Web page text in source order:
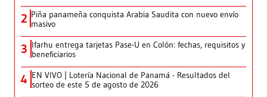
2 Piña panameña conquista Arabia Saudita con nuevo envío
masivo
3 Ifarhu entrega tarjetas Pase-U en Colón: fechas, requisitos y
beneficiarios
4 EN VIVO | Lotería Nacional de Panamá - Resultados del
sorteo de este 5 de agosto de 2026